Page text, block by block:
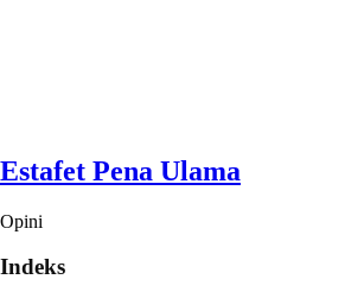
Estafet Pena Ulama
Opini
Indeks